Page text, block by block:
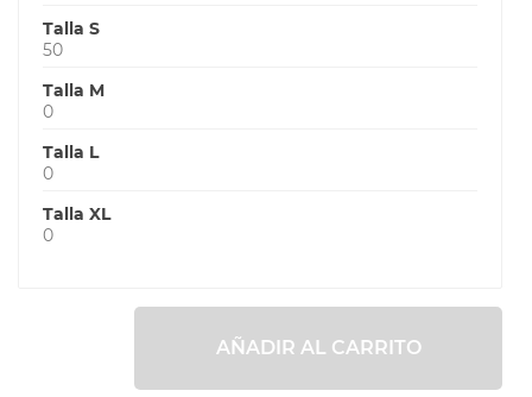
Talla S
50
Talla M
0
Talla L
0
Talla XL
0
AÑADIR AL CARRITO